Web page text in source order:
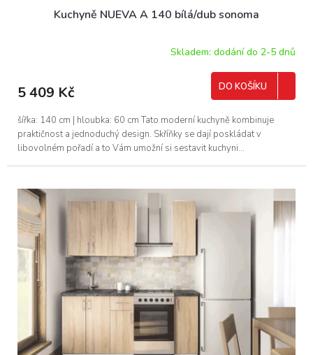
Kuchyně NUEVA A 140 bílá/dub sonoma
Skladem: dodání do 2-5 dnů
5 409 Kč DO KOŠÍKU
šířka: 140 cm | hloubka: 60 cm Tato moderní kuchyně kombinuje
praktičnost a jednoduchý design. Skříňky se dají poskládat v
libovolném pořadí a to Vám umožní si sestavit kuchyni...